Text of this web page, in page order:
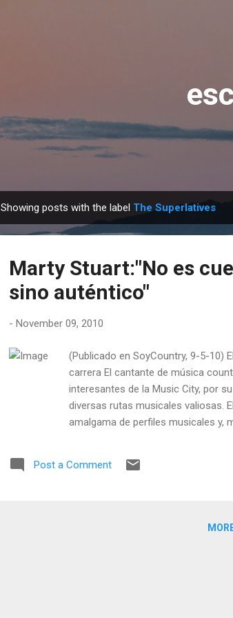
Showing posts with the label The Superlatives
Marty Stuart:"No es
sino auténtico"
- November 09, 2010
(Publicado en SoyCountry, 9-5-10)
carrera El cantante de música
interesantes de la Music City, por
diversas rutas musicales valiosas.
amalgama de perfiles musicales y,
Post a Comment